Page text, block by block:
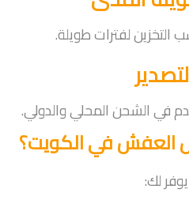
التخزين لفترات طويلة.
في الشحن المحلي والدولي.
العفش في الكويت؟
لك: